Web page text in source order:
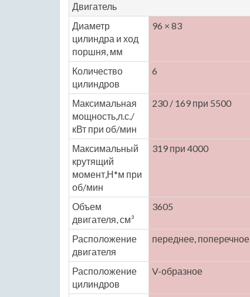
Двигатель
Диаметр
цилиндра и ход
поршня, мм
96 × 83
Количество
цилиндров
6
Максимальная
мощность,л.с./
кВт при об/мин
230 / 169 при 5500
Максимальный
крутящий
момент,Н*м при
об/мин
319 при 4000
Объем
двигателя, см³
3605
Расположение
двигателя
переднее, поперечное
Расположение
цилиндров
V-образное